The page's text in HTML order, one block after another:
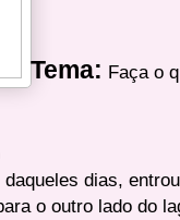
Tema: Faça o
dias,
o outro lado do